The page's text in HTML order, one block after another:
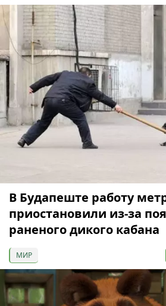
В Будапеште работу
приостановили из-за
раненого дикого кабана
МИР